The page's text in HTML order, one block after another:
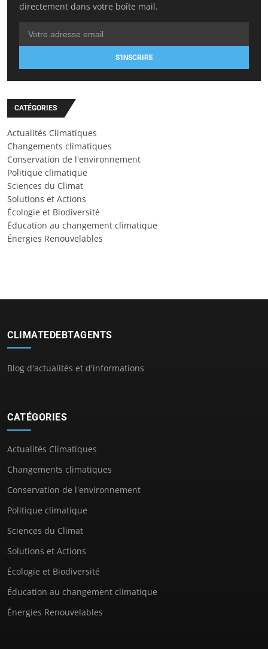
directement dans votre boîte mail.
S'INSCRIRE
CATÉGORIES
Actualités Climatiques
Changements climatiques
Conservation de l'environnement
Politique climatique
Sciences du Climat
Solutions et Actions
Écologie et Biodiversité
Éducation au changement climatique
Énergies Renouvelables
CLIMATEDEBTAGENTS
Blog d'actualités et d'informations
CATÉGORIES
Actualités Climatiques
Changements climatiques
Conservation de l'environnement
Politique climatique
Sciences du Climat
Solutions et Actions
Écologie et Biodiversité
Éducation au changement climatique
Énergies Renouvelables